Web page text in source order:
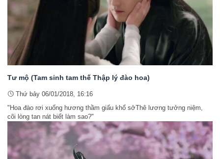
Tư mộ (Tam sinh tam thế Thập lý đào hoa)
Thứ bảy 06/01/2018, 16:16
"Hoa đào rơi xuống hương thầm giấu khổ sởThê lương tưởng niệm,
cõi lòng tan nát biết làm sao?"